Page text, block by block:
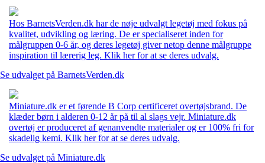
Hos BarnetsVerden.dk har de nøje udvalgt legetøj med fokus på
kvalitet, udvikling og læring. De er specialiseret inden for
målgruppen 0-6 år, og deres legetøj giver netop denne målgruppe
inspiration til lærerig leg. Klik her for at se deres udvalg.
Se udvalget på BarnetsVerden.dk
Miniature.dk er et førende B Corp certificeret overtøjsbrand. De
klæder børn i alderen 0-12 år på til al slags vejr. Miniature.dk
overtøj er produceret af genanvendte materialer og er 100% fri for
skadelig kemi. Klik her for at se deres udvalg.
Se udvalget på Miniature.dk